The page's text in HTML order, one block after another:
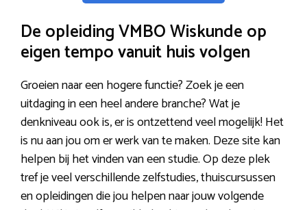
De opleiding VMBO Wiskunde op
eigen tempo vanuit huis volgen
Groeien naar een hogere functie? Zoek je een
uitdaging in een heel andere branche? Wat je
denkniveau ook is, er is ontzettend veel mogelijk! Het
is nu aan jou om er werk van te maken. Deze site kan
helpen bij het vinden van een studie. Op deze plek
tref je veel verschillende zelfstudies, thuiscursussen
en opleidingen die jou helpen naar jouw volgende